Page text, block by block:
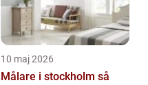
10 maj 2026
Målare i stockholm så